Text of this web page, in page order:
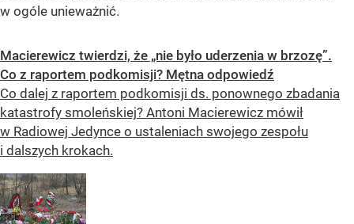
w ogóle unieważnić.
Macierewicz twierdzi, że „nie było uderzenia w brzozę”.
Co z raportem podkomisji? Mętna odpowiedź
Co dalej z raportem podkomisji ds. ponownego zbadania
katastrofy smoleńskiej? Antoni Macierewicz mówił
w Radiowej Jedynce o ustaleniach swojego zespołu
i dalszych krokach.